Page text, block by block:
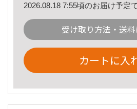
2026.08.18 7:55頃のお届け予定で
受け取り方法・送
カートに入